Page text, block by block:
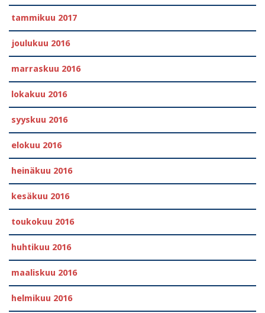
tammikuu 2017
joulukuu 2016
marraskuu 2016
lokakuu 2016
syyskuu 2016
elokuu 2016
heinäkuu 2016
kesäkuu 2016
toukokuu 2016
huhtikuu 2016
maaliskuu 2016
helmikuu 2016